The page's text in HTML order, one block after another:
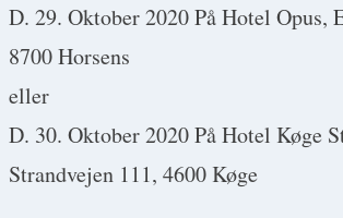
D. 29. Oktober 2020 På Hotel Opus,
8700 Horsens
eller
D. 30. Oktober 2020 På Hotel Køge
Strandvejen 111, 4600 Køge